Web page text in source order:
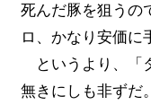
死んだ豚を狙うの
ロ、かなり安価に
というより、「
無きにしも非ずだ